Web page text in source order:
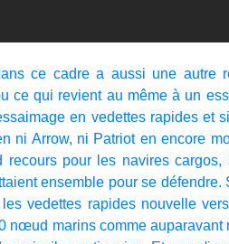
ce cadre a aussi une autre
ce qui revient au même à un
en vedettes rapides et
ni Arrow, ni Patriot en encore
recours pour les navires cargos,
ensemble pour se défendre.
les vedettes rapides nouvelle
nœud marins comme